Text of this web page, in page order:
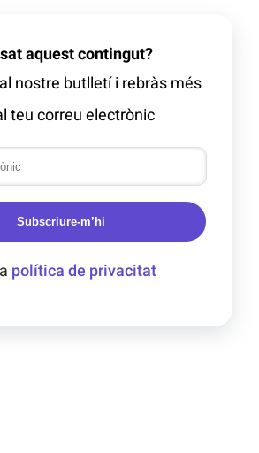
aquest contingut?
nostre butlletí i rebràs més
teu correu electrònic
Subscriure-m’hi
política de privacitat